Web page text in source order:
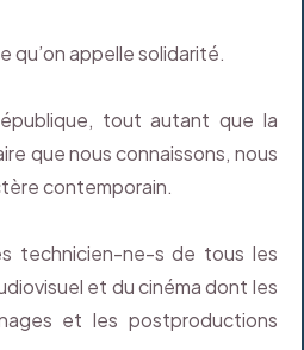
qu’on appelle solidarité.
tout autant que la
que nous connaissons, nous
contemporain.
technicien-ne-s de tous les
et du cinéma dont les
et les postproductions